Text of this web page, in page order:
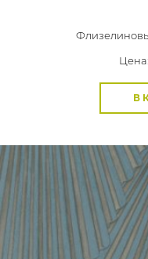
Цена:
В